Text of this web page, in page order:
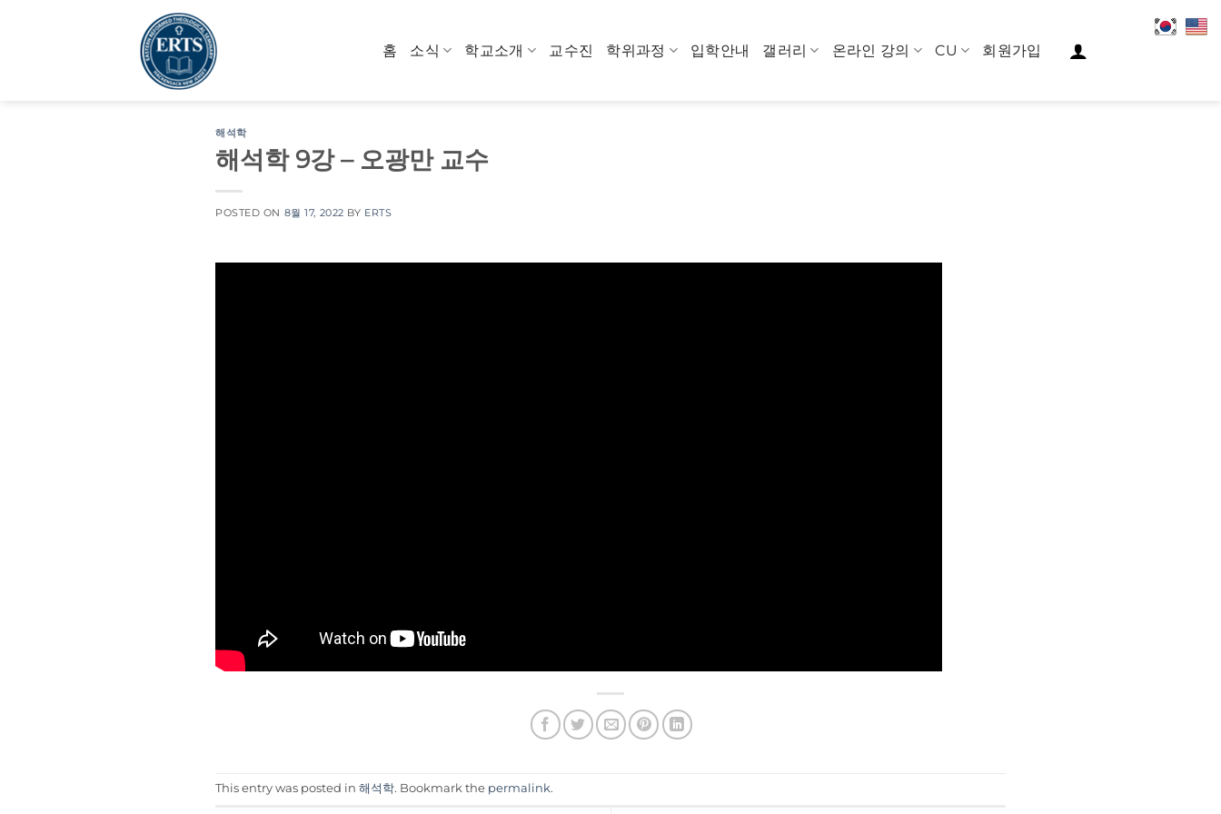
홈 소식 학교소개 교수진 학위과정 입학안내 갤러리 온라인 강의 CU 회원가입
해석학
해석학 9강 – 오광만 교수
POSTED ON 8월 17, 2022 BY ERTS
This entry was posted in 해석학. Bookmark the permalink.